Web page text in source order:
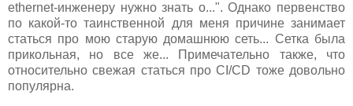
ethernet-инженеру нужно знать о...". Однако первенство
по какой-то таинственной для меня причине занимает
статься про мою старую домашнюю сеть... Сетка была
прикольная, но все же... Примечательно также, что
относительно свежая статься про CI/CD тоже довольно
популярна.